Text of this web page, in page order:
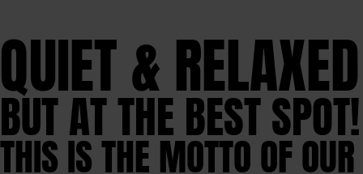
QUIET & RELAXED
BUT AT THE BEST SPOT!
THIS IS THE MOTTO OF OUR